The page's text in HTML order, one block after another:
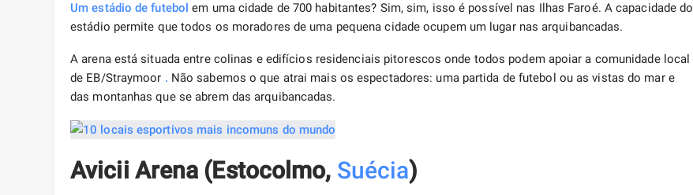
Um estádio de futebol em uma cidade de 700 habitantes? Sim, sim, isso é possível nas Ilhas Faroé. A capacidade do
estádio permite que todos os moradores de uma pequena cidade ocupem um lugar nas arquibancadas.
A arena está situada entre colinas e edifícios residenciais pitorescos onde todos podem apoiar a comunidade local
de EB/Straymoor . Não sabemos o que atrai mais os espectadores: uma partida de futebol ou as vistas do mar e
das montanhas que se abrem das arquibancadas.
Avicii Arena (Estocolmo, Suécia)